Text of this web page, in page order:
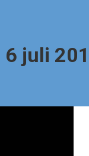
6 juli